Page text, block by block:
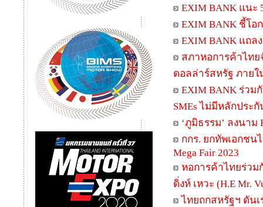
EXIM BANK แนะ
EXIM BANK ชี้โอ
EXIM BANK แถ
สภาหอการค้าไท
ดอลล่าร์สหรัฐ ภายใ
EXIM BANK ร่ว
SMEs ไม่มีหลักประ
‘ภูมิธรรม’ ลงนาม
กกร. ยกทัพเอกชน
Mega Fair 2023
หอการค้าไทยร่วม
ดิ่งห์ เหวะ (H.E Mr.
ไทยถกสหรัฐฯ ดัน